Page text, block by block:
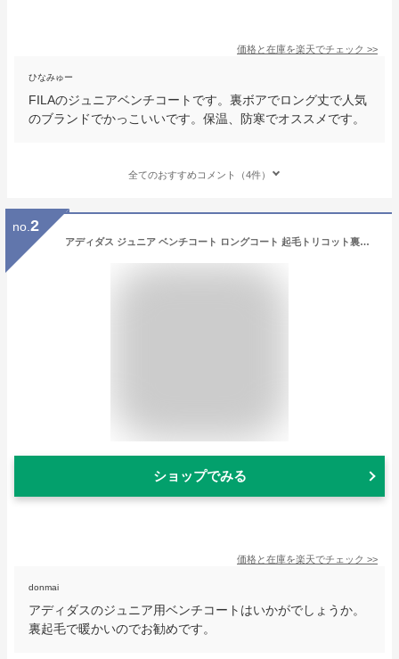
価格と在庫を楽天でチェック >>
ひなみゅー
FILAのジュニアベンチコートです。裏ボアでロング丈で人気
のブランドでかっこいいです。保温、防寒でオススメです。
全てのおすすめコメント（4件）
no. 2
アディダス ジュニア ベンチコート ロングコート 起毛トリコット裏地 KMH97 2色展開
ショップでみる
価格と在庫を楽天でチェック >>
donmai
アディダスのジュニア用ベンチコートはいかがでしょうか。
裏起毛で暖かいのでお勧めです。